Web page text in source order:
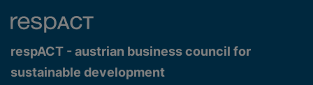
respACT - austrian business council for
sustainable development